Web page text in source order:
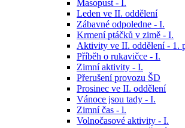
Masopust - I.
Leden ve II. oddělení
Zábavné odpoledne - I.
Krmení ptáčků v zimě - I.
Aktivity ve II. oddělení - 1.
Příběh o rukavičce - I.
Zimní aktivity - I.
Přerušení provozu ŠD
Prosinec ve II. oddělení
Vánoce jsou tady - I.
Zimní čas - l.
Volnočasové aktivity - I.